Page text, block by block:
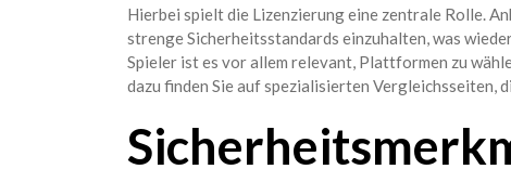
Hierbei spielt die Lizenzierung eine zentrale Rolle.
strenge Sicherheitsstandards einzuhalten, was
Spieler ist es vor allem relevant, Plattformen zu
dazu finden Sie auf spezialisierten Vergleichsseiten,